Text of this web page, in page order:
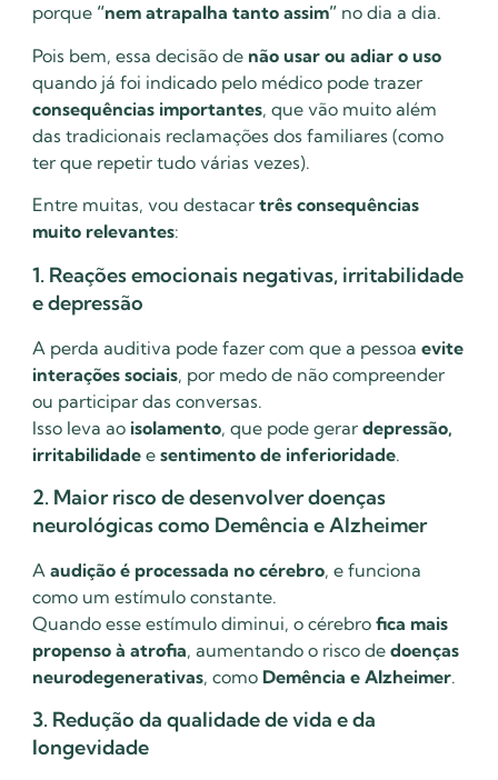
porque “nem atrapalha tanto assim” no dia a dia.
Pois bem, essa decisão de não usar ou adiar o uso
quando já foi indicado pelo médico pode trazer
consequências importantes, que vão muito além
das tradicionais reclamações dos familiares (como
ter que repetir tudo várias vezes).
Entre muitas, vou destacartrês consequências
muito relevantes:
1. Reações emocionais negativas, irritabilidade
e depressão
A perda auditiva pode fazer com que a pessoaevite
interações sociais, por medo de não compreender
ou participar das conversas.
Isso leva ao isolamento, que pode gerardepressão,
irritabilidade esentimento de inferioridade.
2. Maior risco de desenvolver doenças
neurológicas como Demência e Alzheimer
Aaudição é processada no cérebro, e funciona
como um estímulo constante.
Quando esse estímulo diminui, o cérebrofica mais
propenso à atrofia, aumentando o risco dedoenças
neurodegenerativas, como Demência e Alzheimer.
3. Redução da qualidade de vida e da
longevidade